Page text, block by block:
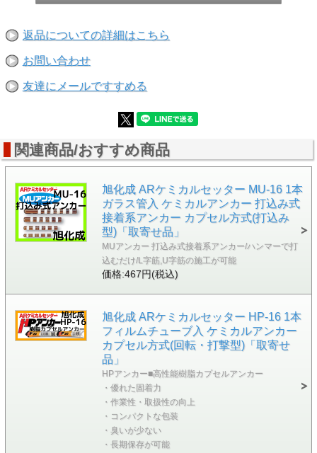
返品についての詳細はこちら
お問い合わせ
友達にメールですすめる
関連商品/おすすめ商品
旭化成 ARケミカルセッター MU-16 1本
ガラス管入 ケミカルアンカー 打込み式
接着系アンカー カプセル方式(打込み
型)「取寄せ品」
MUアンカー 打込み式接着系アンカー/ハンマーで打
込むだけ/L字筋,U字筋の施工が可能
価格:467円(税込)
旭化成 ARケミカルセッター HP-16 1本
フィルムチューブ入 ケミカルアンカー
カプセル方式(回転・打撃型)「取寄せ
品」
HPアンカー■高性能樹脂カプセルアンカー
・優れた固着力
・作業性・取扱性の向上
・コンパクトな包装
・臭いが少ない
・長期保存が可能